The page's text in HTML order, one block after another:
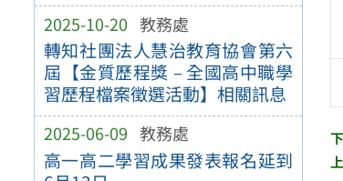
2025-10-20 教務處
轉知社團法人慧治教育協會第六
屆【金質歷程獎 – 全國高中職學
習歷程檔案徵選活動】相關訊息
2025-06-09 教務處
高一高二學習成果發表報名延到